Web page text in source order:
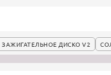
ЗАЖИГАТЕЛЬНОЕ ДИСКО V2